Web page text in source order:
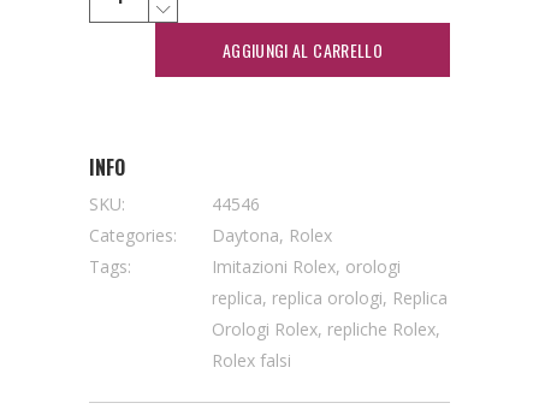
AGGIUNGI AL CARRELLO
INFO
SKU:
44546
Categories:
Daytona, Rolex
Tags:
Imitazioni Rolex, orologi
replica, replica orologi, Replica
Orologi Rolex, repliche Rolex,
Rolex falsi